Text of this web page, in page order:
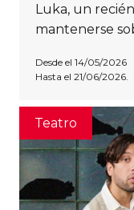
Luka, un
mantenerse
Desde el 14/05/2026
Hasta el 21/06/2026.
Teatro